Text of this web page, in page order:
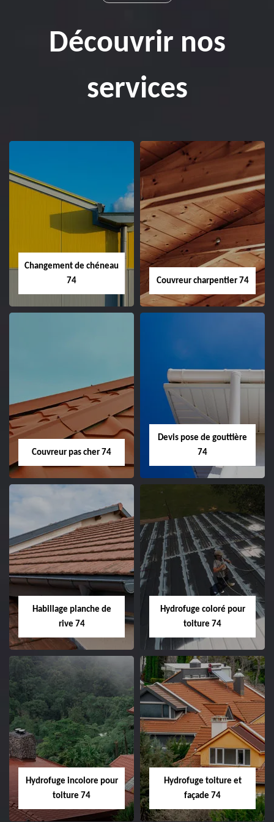
Découvrir nos
services
Changement de chéneau
74
Couvreur charpentier 74
Couvreur pas cher 74
Devis pose de gouttière
74
Habillage planche de
rive 74
Hydrofuge coloré pour
toiture 74
Hydrofuge incolore pour
toiture 74
Hydrofuge toiture et
façade 74